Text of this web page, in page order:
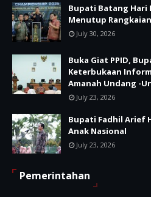
Bupati Batang Hari
Menutup
July 30, 2026
Buka Giat PPID,
Keterbukaan
Amanah Undang -
July 23, 2026
Bupati Fadhil Arief
Anak Nasional
July 23, 2026
Pemerintahan